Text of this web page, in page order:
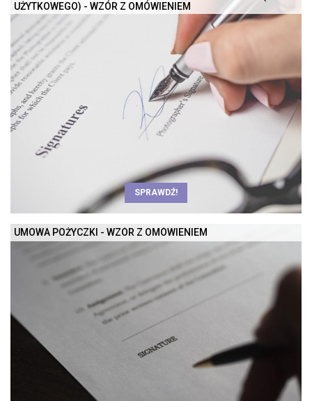
UŻYTKOWEGO) - WZÓR Z OMÓWIENIEM
SPRAWDŹ!
UMOWA POŻYCZKI - WZÓR Z OMÓWIENIEM